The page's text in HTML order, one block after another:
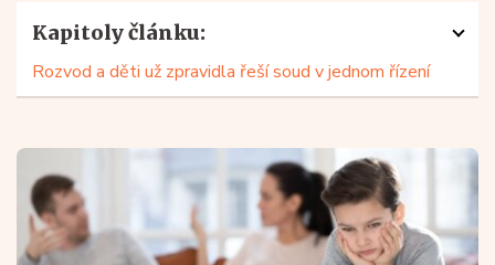
Kapitoly článku:
Rozvod a děti už zpravidla řeší soud v jednom řízení